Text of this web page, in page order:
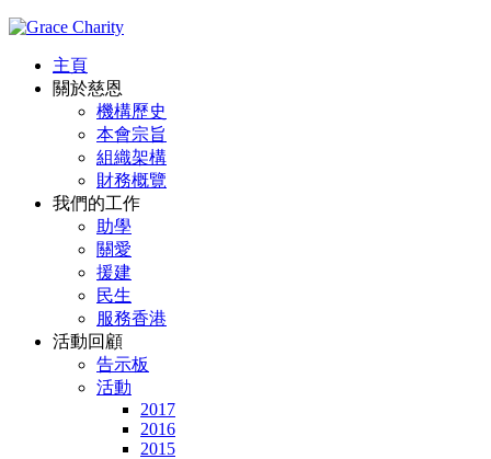
主頁
關於慈恩
機構歷史
本會宗旨
組織架構
財務概覽
我們的工作
助學
關愛
援建
民生
服務香港
活動回顧
告示板
活動
2017
2016
2015